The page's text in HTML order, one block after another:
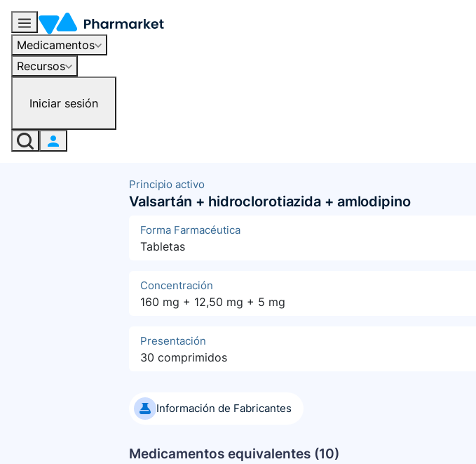
Medicamentos
Recursos
Iniciar sesión
Principio activo
Valsartán + hidroclorotiazida + amlodipino
Forma Farmacéutica
Tabletas
Concentración
160 mg + 12,50 mg + 5 mg
Presentación
30 comprimidos
Información de Fabricantes
Medicamentos equivalentes (10)